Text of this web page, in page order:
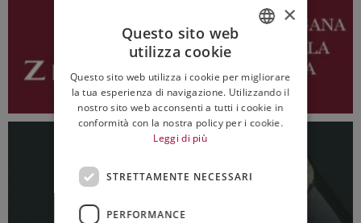
ENGLISH
×
Questo sito web
utilizza cookie
Questo sito web utilizza i cookie per migliorare
la tua esperienza di navigazione. Utilizzando il
nostro sito web acconsenti a tutti i cookie in
conformità con la nostra policy per i cookie.
Leggi di più
STRETTAMENTE NECESSARI
PERFORMANCE